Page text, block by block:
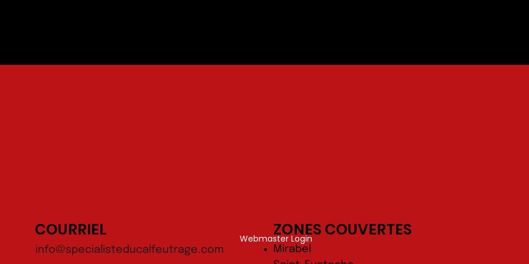
COURRIEL
info@specialisteducalfeutrage.com
Webmaster Login
ZONES COUVERTES
Mirabel